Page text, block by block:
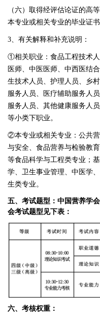
（六）取得经评估论证的高
本专业或相关专业的毕业证
3、有关解释和补充说明：
①相关职业：食品工程技术
医师、中医医师、中西医结
生技术人员、护理人员、乡
服务人员、医疗辅助服务人
服务人员、其他健康服务人
等小类下职业。
②本专业或相关专业：公共
与安全、食品营养与检验教
等食品科学与工程类专业；
学、卫生事业管理、中医学
生类专业。
五、考试题型：中国营养学
会考试题型见下表：
六、 考核权重：